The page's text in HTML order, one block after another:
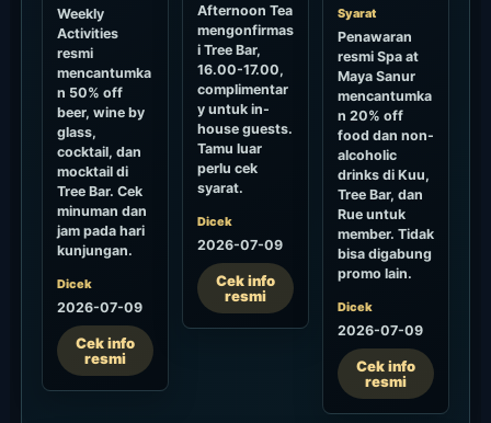
Weekly
Activities
resmi
mencantumka
n 50% off
beer, wine by
glass,
cocktail, dan
mocktail di
Tree Bar. Cek
minuman dan
jam pada hari
kunjungan.
Dicek
2026-07-09
Cek info
resmi
Afternoon Tea
mengonfirmas
i Tree Bar,
16.00-17.00,
complimentar
y untuk in-
house guests.
Tamu luar
perlu cek
syarat.
Dicek
2026-07-09
Cek info
resmi
Syarat
Penawaran
resmi Spa at
Maya Sanur
mencantumka
n 20% off
food dan non-
alcoholic
drinks di Kuu,
Tree Bar, dan
Rue untuk
member. Tidak
bisa digabung
promo lain.
Dicek
2026-07-09
Cek info
resmi